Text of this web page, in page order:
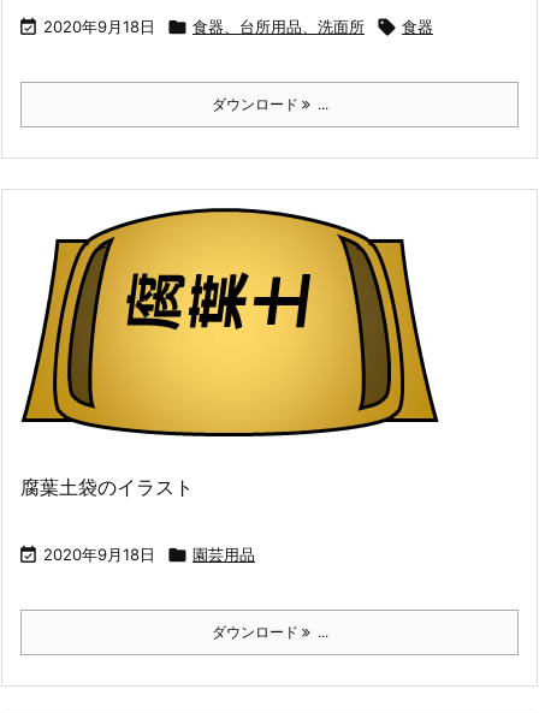
 2020年9月18日  食器、台所用品、洗面所  食器
ダウンロード ...
腐葉土袋のイラスト
 2020年9月18日  園芸用品
ダウンロード ...